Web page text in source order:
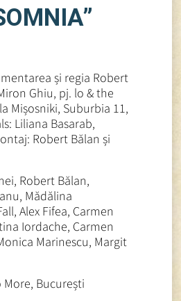
și regia Robert
Ghiu, pj. lo & the
Mișosniki, Suburbia 11,
Liliana Basarab,
Robert Bălan și
Robert Bălan,
Mădălina
Alex Fifea, Carmen
Iordache, Carmen
Marinescu, Margit
More, București